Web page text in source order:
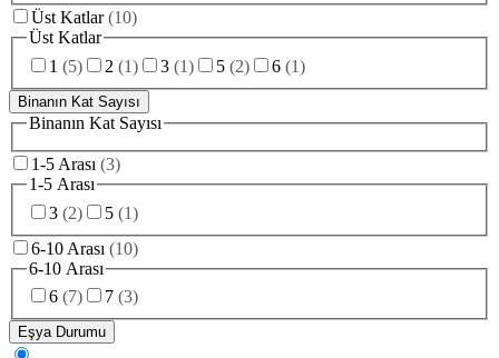
Üst Katlar (10)
Üst Katlar
1 (5) 2 (1) 3 (1) 5 (2) 6 (1)
Binanın Kat Sayısı
Binanın Kat Sayısı
1-5 Arası (3)
1-5 Arası
3 (2) 5 (1)
6-10 Arası (10)
6-10 Arası
6 (7) 7 (3)
Eşya Durumu